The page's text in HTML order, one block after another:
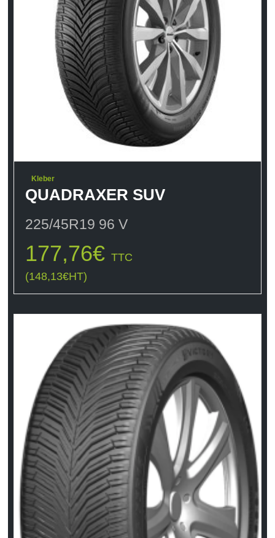
Kleber
QUADRAXER SUV
225/45R19 96 V
177,76€ TTC
(148,13€HT)